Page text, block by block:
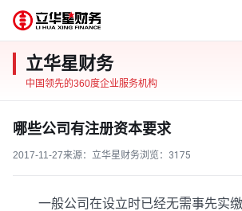
立华星财务
中国领先的360度企业服务机构
哪些公司有注册资本要求
2017-11-27来源：立华星财务浏览： 3175
一般公司在设立时已经无需事先实缴